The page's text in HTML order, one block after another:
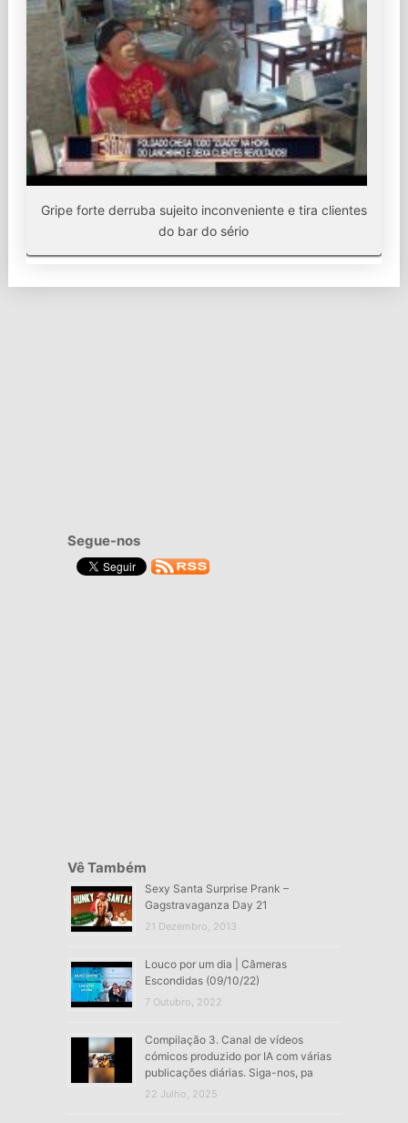
Gripe forte derruba sujeito inconveniente e tira clientes
do bar do sério
Segue-nos
Vê Também
Sexy Santa Surprise Prank –
Gagstravaganza Day 21
21 Dezembro, 2013
Louco por um dia | Câmeras
Escondidas (09/10/22)
7 Outubro, 2022
Compilação 3. Canal de vídeos
cómicos produzido por IA com várias
publicações diárias. Siga-nos, pa
22 Julho, 2025